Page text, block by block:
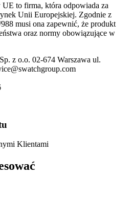
UE to firma, która odpowiada za
Unii Europejskiej. Zgodnie z
musi ona zapewnić, że produkt
oraz normy obowiązujące w
z o.o. 02-674 Warszawa ul.
Klientami